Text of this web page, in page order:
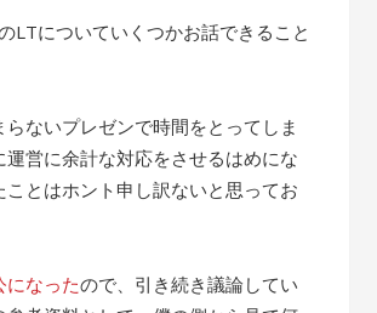
LTについていくつかお話できること
らないプレゼンで時間をとってしま
運営に余計な対応をさせるはめにな
ことはホント申し訳ないと思ってお
になったので、引き続き議論してい